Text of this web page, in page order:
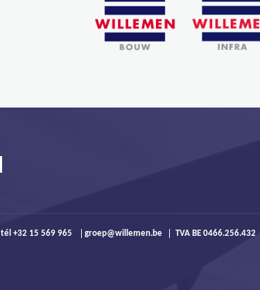
tél +32 15 569 965 groep@willemen.be TVA BE 0466.256.432